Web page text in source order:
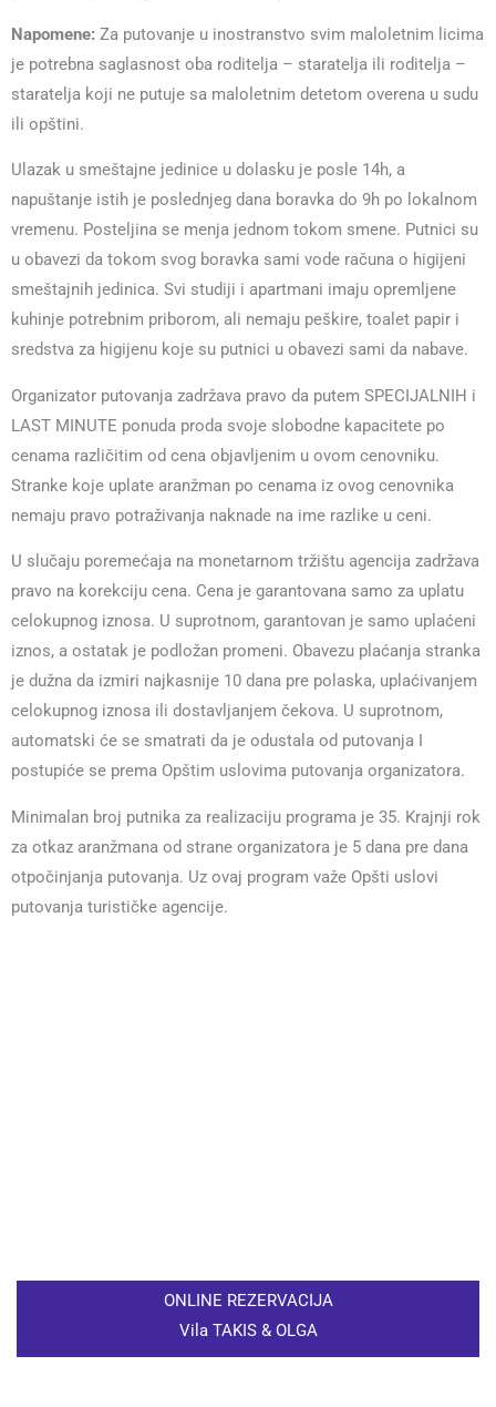
Napomene: Za putovanje u inostranstvo svim maloletnim licima
je potrebna saglasnost oba roditelja – staratelja ili roditelja –
staratelja koji ne putuje sa maloletnim detetom overena u sudu
ili opštini.
Ulazak u smeštajne jedinice u dolasku je posle 14h, a
napuštanje istih je poslednjeg dana boravka do 9h po lokalnom
vremenu. Posteljina se menja jednom tokom smene. Putnici su
u obavezi da tokom svog boravka sami vode računa o higijeni
smeštajnih jedinica. Svi studiji i apartmani imaju opremljene
kuhinje potrebnim priborom, ali nemaju peškire, toalet papir i
sredstva za higijenu koje su putnici u obavezi sami da nabave.
Organizator putovanja zadržava pravo da putem SPECIJALNIH i
LAST MINUTE ponuda proda svoje slobodne kapacitete po
cenama različitim od cena objavljenim u ovom cenovniku.
Stranke koje uplate aranžman po cenama iz ovog cenovnika
nemaju pravo potraživanja naknade na ime razlike u ceni.
U slučaju poremećaja na monetarnom tržištu agencija zadržava
pravo na korekciju cena. Cena je garantovana samo za uplatu
celokupnog iznosa. U suprotnom, garantovan je samo uplaćeni
iznos, a ostatak je podložan promeni. Obavezu plaćanja stranka
je dužna da izmiri najkasnije 10 dana pre polaska, uplaćivanjem
celokupnog iznosa ili dostavljanjem čekova. U suprotnom,
automatski će se smatrati da je odustala od putovanja I
postupiće se prema Opštim uslovima putovanja organizatora.
Minimalan broj putnika za realizaciju programa je 35. Krajnji rok
za otkaz aranžmana od strane organizatora je 5 dana pre dana
otpočinjanja putovanja. Uz ovaj program važe Opšti uslovi
putovanja turističke agencije.
ONLINE REZERVACIJA
Vila TAKIS & OLGA